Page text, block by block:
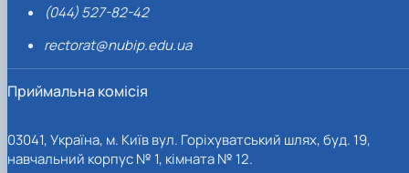
(044) 527-82-42
rectorat@nubip.edu.ua
Приймальна комісія
03041, Україна, м. Київ вул. Горіхуватський шлях, буд. 19,
навчальний корпус № 1, кімната № 12.